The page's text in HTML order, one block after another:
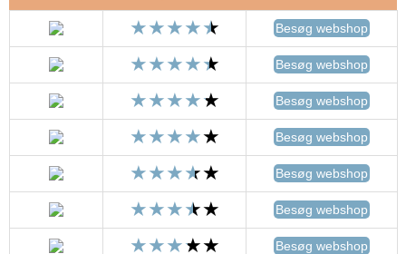
Besøg webshop
Besøg webshop
Besøg webshop
Besøg webshop
Besøg webshop
Besøg webshop
Besøg webshop